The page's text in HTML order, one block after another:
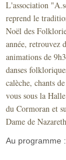
Sécurité
Sécurité
L'association
reprend le
Noël des
année, retrouvez
animations de
danses
calèche, chants
vous sous la
du Cormoran et
Dame de
Au programme :